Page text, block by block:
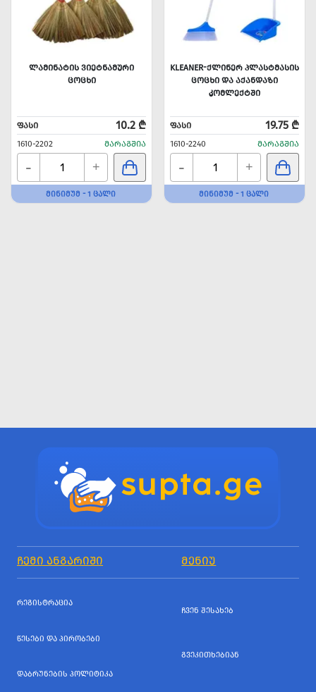
ᲚᲐᲛᲘᲜᲐᲢᲘᲡ ᲕᲘᲔᲢᲜᲐᲛᲣᲠᲘ
ᲪᲝᲪᲮᲘ
ᲤᲐᲡᲘ 10.2 ₾
1610-2202 ᲛᲐᲠᲐᲒᲨᲘᲐ
- +
ᲛᲘᲜᲘᲛᲣᲛ - 1 ᲪᲐᲚᲘ
KLEANER-ᲥᲚᲘᲜᲔᲠ ᲞᲚᲐᲡᲢᲛᲐᲡᲘᲡ
ᲪᲝᲪᲮᲘ ᲓᲐ ᲐᲥᲐᲜᲓᲐᲖᲘ
ᲙᲝᲛᲚᲔᲥᲢᲨᲘ
ᲤᲐᲡᲘ 19.75 ₾
1610-2240 ᲛᲐᲠᲐᲒᲨᲘᲐ
- +
ᲛᲘᲜᲘᲛᲣᲛ - 1 ᲪᲐᲚᲘ
ᲩᲔᲛᲘ ᲐᲜᲒᲐᲠᲘᲨᲘ ᲛᲔᲜᲘᲣ
ᲠᲔᲒᲘᲡᲢᲠᲐᲪᲘᲐ
ᲬᲔᲡᲔᲑᲘ ᲓᲐ ᲞᲘᲠᲝᲑᲔᲑᲘ
ᲓᲐᲑᲠᲣᲜᲔᲑᲘᲡ ᲞᲝᲚᲘᲢᲘᲙᲐ
ᲩᲕᲔᲜ ᲨᲔᲡᲐᲮᲔᲑ
ᲒᲕᲔᲙᲘᲗᲮᲔᲑᲘᲐᲜ